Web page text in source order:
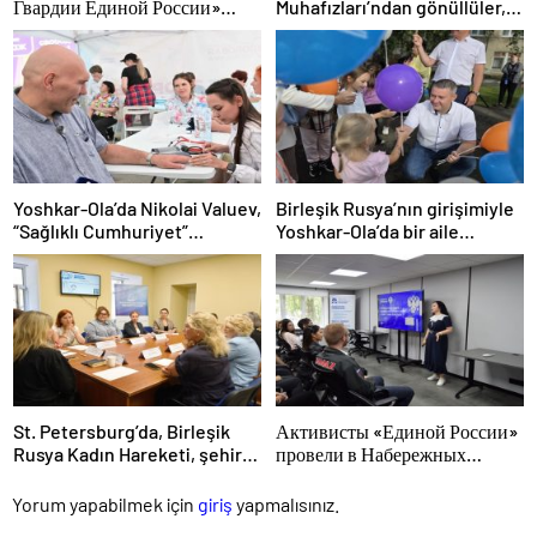
Гвардии Единой России»
ликвидируют последствия
паводков на Урале и Дальнем
Востоке
Muhafızları’ndan gönüllüler,
Ural ve Uzak Doğu’daki
sellerin sonuçlarını ortadan
kaldırmaya yardımcı oluyor
Yoshkar-Ola’da Nikolai Valuev,
“Sağlıklı Cumhuriyet”
projesiyle tanıştı
Birleşik Rusya’nın girişimiyle
Yoshkar-Ola’da bir aile
festivali düzenlendi
St. Petersburg’da, Birleşik
Rusya Kadın Hareketi, şehir
destek programlarının
geliştirilmesi için öneriler
Активисты «Единой России»
провели в Набережных
мероприятия для молодых
Yorum yapabilmek için giriş yapmalısınız.